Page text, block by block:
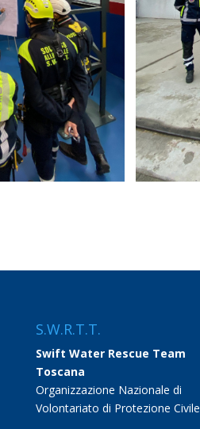
S.W.R.T.T.
Swift Water Rescue Team
Toscana
Organizzazione Nazionale di
Volontariato di Protezione Civile